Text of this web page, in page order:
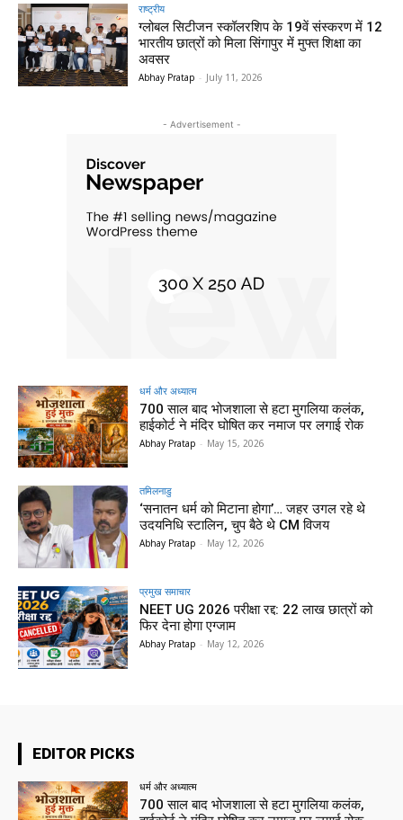
राष्ट्रीय
ग्लोबल सिटीजन स्कॉलरशिप के 19वें संस्करण में 12
भारतीय छात्रों को मिला सिंगापुर में मुफ्त शिक्षा का
अवसर
Abhay Pratap - July 11, 2026
- Advertisement -
धर्म और अध्यात्म
700 साल बाद भोजशाला से हटा मुगलिया कलंक,
हाईकोर्ट ने मंदिर घोषित कर नमाज पर लगाई रोक
Abhay Pratap - May 15, 2026
तमिलनाडु
‘सनातन धर्म को मिटाना होगा’… जहर उगल रहे थे
उदयनिधि स्टालिन, चुप बैठे थे CM विजय
Abhay Pratap - May 12, 2026
प्रमुख समाचार‎
NEET UG 2026 परीक्षा रद्द: 22 लाख छात्रों को
फिर देना होगा एग्जाम
Abhay Pratap - May 12, 2026
EDITOR PICKS
धर्म और अध्यात्म
700 साल बाद भोजशाला से हटा मुगलिया कलंक,